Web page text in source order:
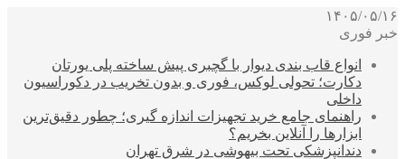
۱۴۰۵/۰۵/۱۶
خبر فوری
انواع قاب بندی دیوار با گچبری پیش ساخته پلی یورتان
دکارت؛ تحولی لوکس، فوری و بدون تخریب در دکوراسیون
داخلی
راهنمای جامع خرید تجهیزات اندازه گیری؛ چطور دقیق‌ترین
ابزارها را آنلاین بخریم؟
دندانپزشکی تحت بیهوشی در شرق تهران